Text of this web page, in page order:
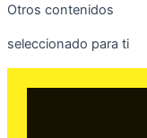
Otros contenidos
seleccionado para ti